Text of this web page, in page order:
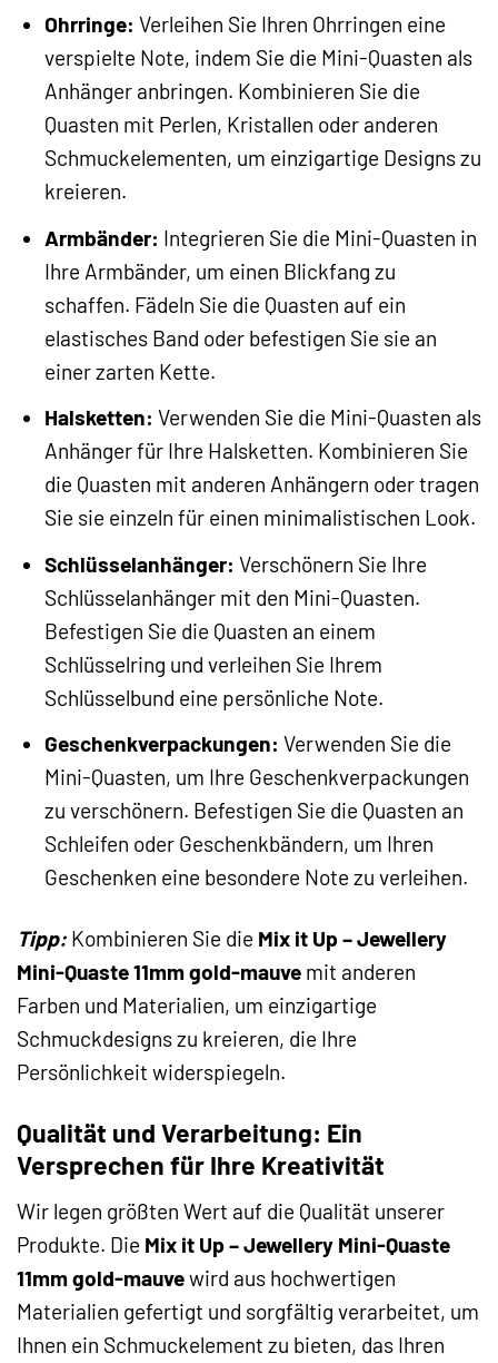
Ohrringe: Verleihen Sie Ihren Ohrringen eine
verspielte Note, indem Sie die Mini-Quasten als
Anhänger anbringen. Kombinieren Sie die
Quasten mit Perlen, Kristallen oder anderen
Schmuckelementen, um einzigartige Designs zu
kreieren.
Armbänder: Integrieren Sie die Mini-Quasten in
Ihre Armbänder, um einen Blickfang zu
schaffen. Fädeln Sie die Quasten auf ein
elastisches Band oder befestigen Sie sie an
einer zarten Kette.
Halsketten: Verwenden Sie die Mini-Quasten als
Anhänger für Ihre Halsketten. Kombinieren Sie
die Quasten mit anderen Anhängern oder tragen
Sie sie einzeln für einen minimalistischen Look.
Schlüsselanhänger: Verschönern Sie Ihre
Schlüsselanhänger mit den Mini-Quasten.
Befestigen Sie die Quasten an einem
Schlüsselring und verleihen Sie Ihrem
Schlüsselbund eine persönliche Note.
Geschenkverpackungen: Verwenden Sie die
Mini-Quasten, um Ihre Geschenkverpackungen
zu verschönern. Befestigen Sie die Quasten an
Schleifen oder Geschenkbändern, um Ihren
Geschenken eine besondere Note zu verleihen.
Tipp: Kombinieren Sie die Mix it Up – Jewellery
Mini-Quaste 11mm gold-mauve mit anderen
Farben und Materialien, um einzigartige
Schmuckdesigns zu kreieren, die Ihre
Persönlichkeit widerspiegeln.
Qualität und Verarbeitung: Ein
Versprechen für Ihre Kreativität
Wir legen größten Wert auf die Qualität unserer
Produkte. Die Mix it Up – Jewellery Mini-Quaste
11mm gold-mauvewird aus hochwertigen
Materialien gefertigt und sorgfältig verarbeitet, um
Ihnen ein Schmuckelement zu bieten, das Ihren